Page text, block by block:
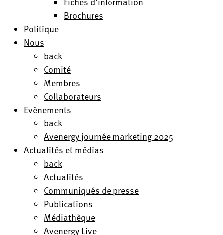
Brochures
Politique
Nous
back
Comité
Membres
Collaborateurs
Evènements
back
Avenergy journée marketing 2025
Actualités et médias
back
Actualités
Communiqués de presse
Publications
Médiathèque
Avenergy Live